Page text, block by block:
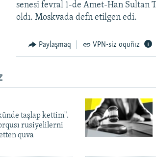
senesi fevral 1-de Amet-Han Sultan
oldı. Moskvada defn etilgen edi.
Paylaşmaq VPN-siz oquñız
taşlap kettim".
rusiyelilerni
quva